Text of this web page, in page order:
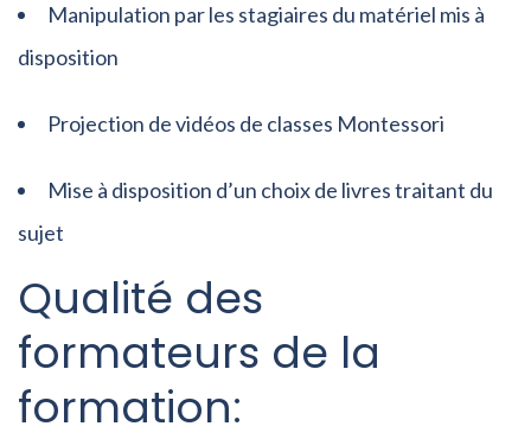
Manipulation par les stagiaires du matériel mis à
disposition
Projection de vidéos de classes Montessori
Mise à disposition d’un choix de livres traitant du
sujet
Qualité des
formateurs de la
formation: